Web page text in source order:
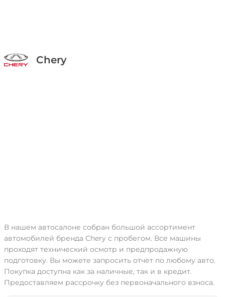
Chery
В нашем автосалоне собран большой ассортимент
автомобилей бренда Chery с пробегом. Все машины
проходят технический осмотр и предпродажную
подготовку. Вы можете запросить отчет по любому авто.
Покупка доступна как за наличные, так и в кредит.
Предоставляем рассрочку без первоначального взноса.